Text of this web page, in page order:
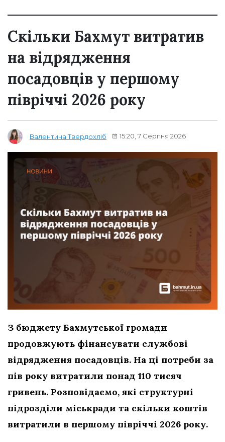
Скільки Бахмут витратив
на відрядження
посадовців у першому
півріччі 2026 року
Валентина Твердохліб 15:20, 7 Серпня 2026
З бюджету Бахмутської громади
продовжують фінансувати службові
відрядження посадовців. На ці потреби за
пів року витратили понад 110 тисяч
гривень. Розповідаємо, які структурні
підрозділи міськради та скільки коштів
витратили в першому півріччі 2026 року.